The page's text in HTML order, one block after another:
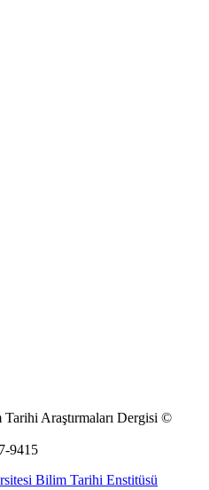
Araştırmaları Dergisi ©
9415
Bilim Tarihi Enstitüsü